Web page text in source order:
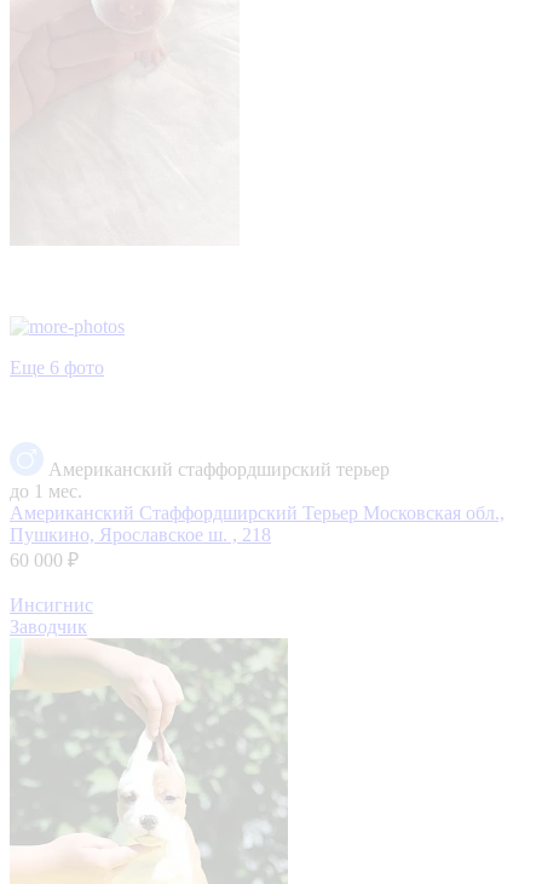
Еще 6 фото
Американский стаффордширский терьер
до 1 мес.
Американский Стаффордширский Терьер Московская обл.,
Пушкино, Ярославское ш. , 218
60 000 ₽
Инсигнис
Заводчик